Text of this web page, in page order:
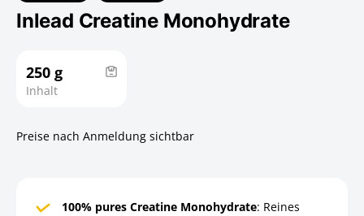
Inlead Creatine Monohydrate
250 g
Inhalt
Preise nach Anmeldung sichtbar
100% pures Creatine Monohydrate: Reines